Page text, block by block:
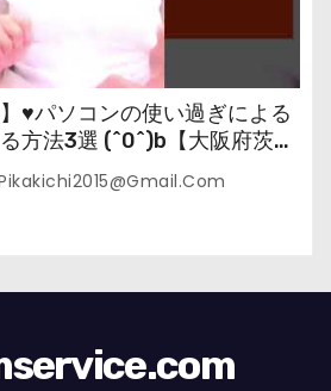
♥パソコンの使い過ぎによる
方法3選 (^0^)b【大阪府茨木
・整体師が教えます。】